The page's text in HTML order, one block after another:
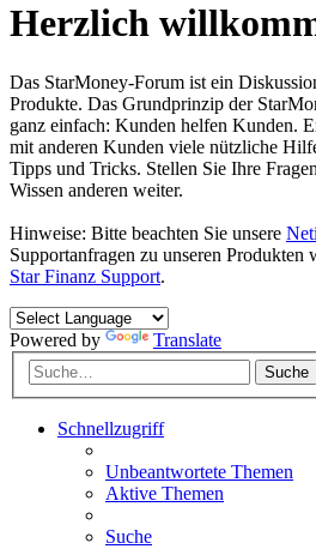
Herzlich
Das StarMoney-Forum ist ein
Produkte. Das Grundprinzip der
ganz einfach: Kunden helfen Kunden.
mit anderen Kunden viele nützliche
Tipps und Tricks. Stellen Sie Ihre
Wissen anderen weiter.
Hinweise: Bitte beachten Sie unsere
Supportanfragen zu unseren Produkten
Star Finanz Support.
Powered by Translate
Suche
Schnellzugriff
Unbeantwortete Themen
Aktive Themen
Suche